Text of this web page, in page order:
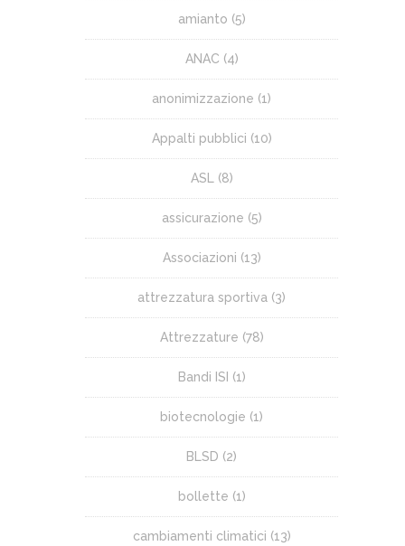
amianto (5)
ANAC (4)
anonimizzazione (1)
Appalti pubblici (10)
ASL (8)
assicurazione (5)
Associazioni (13)
attrezzatura sportiva (3)
Attrezzature (78)
Bandi ISI (1)
biotecnologie (1)
BLSD (2)
bollette (1)
cambiamenti climatici (13)